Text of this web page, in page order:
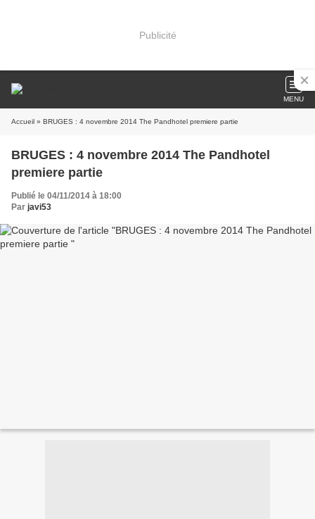
Publicité
MENU
Accueil » BRUGES : 4 novembre 2014 The Pandhotel premiere partie
BRUGES : 4 novembre 2014 The Pandhotel
premiere partie
Publié le 04/11/2014 à 18:00
Par javi53